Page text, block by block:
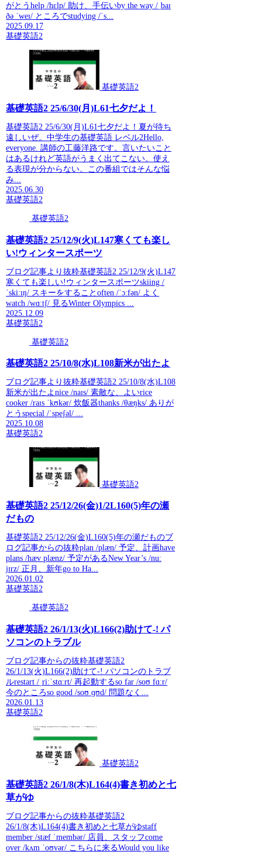
がとうhelp /hɛlp/ 助け、手伝いby the way /ˌbaɪ
ðə ˈweɪ/ ところでstudying /ˈs...
2025.09.17
基礎英語2
基礎英語2
基礎英語2 25/6/30(月)L61七夕だよ！
基礎英語2 25/6/30(月)L61七夕だよ！夏が待ち
遠しいぜ。中学生の基礎英語 レベル2Hello,
everyone. 講師の工藤洋路です。言いたいこと
はあるけれど英語がうまく出てこない。使え
る表現が分からない。この番組ではそんな悩
み...
2025.06.30
基礎英語2
基礎英語2
基礎英語2 25/12/9(火)L147寒くても楽し
い!ウィンタースポーツ
ブログ記事より抜粋基礎英語2 25/12/9(火)L147
寒くても楽しい!ウィンタースポーツskiing /
ˈskiːɪŋ/ スキーをすることoften /ˈɔːfən/ よく
watch /wɑːtʃ/ 見るWinter Olympics ...
2025.12.09
基礎英語2
基礎英語2
基礎英語2 25/10/8(水)L108新米が出たよ
ブログ記事より抜粋基礎英語2 25/10/8(水)L108
新米が出たよnice /naɪs/ 素敵な、よいrice
cooker /raɪs ˈkʊkər/ 炊飯器thanks /θæŋks/ ありが
とうspecial /ˈspeʃəl/ ...
2025.10.08
基礎英語2
基礎英語2
基礎英語2 25/12/26(金)1/2L160(5)年の瀬
だもの
基礎英語2 25/12/26(金)L160(5)年の瀬だものブ
ログ記事からの抜粋plan /plæn/ 予定、計画have
plans /hæv plænz/ 予定があるNew Year’s /nuː
jɪrz/ 正月、新年go to Ha...
2026.01.02
基礎英語2
基礎英語2
基礎英語2 26/1/13(火)L166(2)助けて-! パ
ソコンのトラブル
ブログ記事からの抜粋基礎英語2
26/1/13(火)L166(2)助けて-! パソコンのトラブ
ルrestart /ˌriːˈstɑːrt/ 再起動するso far /soʊ fɑːr/
今のところso good /soʊ ɡʊd/ 問題なく...
2026.01.13
基礎英語2
基礎英語2
基礎英語2 26/1/8(木)L164(4)書き初めと七
草がゆ
ブログ記事からの抜粋基礎英語2
26/1/8(木)L164(4)書き初めと七草がゆstaff
member /stæf ˈmembər/ 店員、スタッフcome
over /kʌm ˈoʊvər/ こちらに来るWould you like